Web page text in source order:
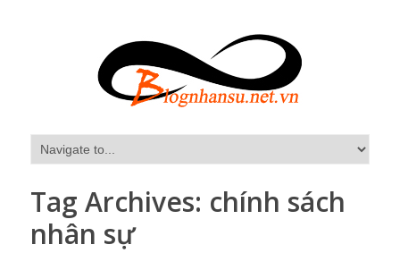
Tag Archives: chính sách
nhân sự